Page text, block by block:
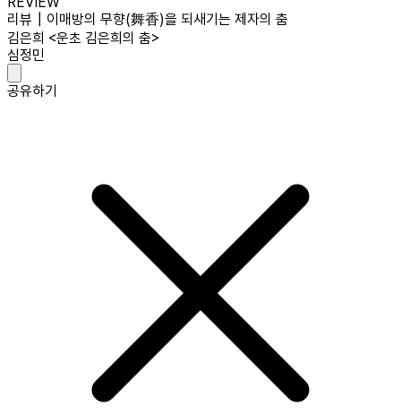
리뷰┃이매방의 무향(舞香)을 되새기는 제자의 춤
김은희 <운초 김은희의 춤>
심정민
공유하기